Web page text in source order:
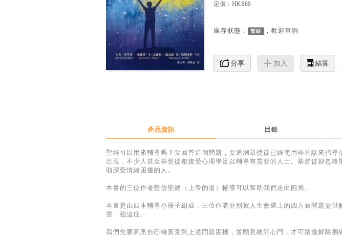
定價：HK$80
庫存狀態： 暫缺 ，歡迎查詢
分享 加入 結算
產品資訊 目錄
聖經可以用來輔導嗎？要回答這個問題，要追溯眾使徒已經使用神的話來指導
出現，不少人甚至基督徒都接受心理學足以輔導有需要的人士。基督徒卻忽略
助深受情緒困擾的人。
本書的三位作者堅信聖經（上帝的道）輔導可以幫助我們走出困局。
本書是由四本輔導小冊子組成，三位作者分別就人生會遇上的四方面問題提供
害，強迫症。
我們先要洞悉自己確實受到上述問題困擾，並願意敞開心門，才可踏進解除捆